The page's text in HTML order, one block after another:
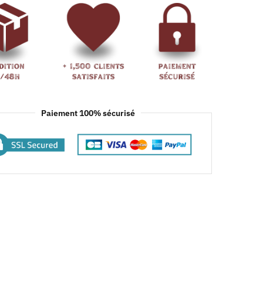
Paiement 100% sécurisé